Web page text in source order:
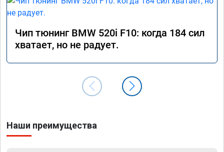
Чип тюнинг BMW 520i F10: когда 184 сил
хватает, но не радует.
Наши преимущества